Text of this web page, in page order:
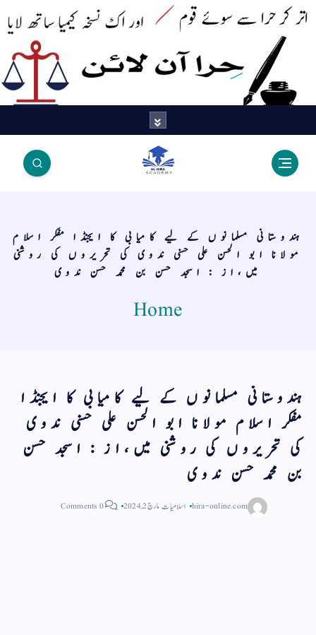
اک نسخہ کیمیا ساتھ لایا
ہندوستانی مسلمانوں کے لیے کامیابی کا ایجنڈا مفکر اسلام
مولانا ابو الحسن علی حسنی ندوی کی تحریروں کی روشنی
میں،از : اسجد حسن بن محمد حسن ندوی
Home
ہندوستانی مسلمانوں کے لیے کامیابی کا ایجنڈا
مفکر اسلام مولانا ابو الحسن علی حسنی ندوی
کی تحریروں کی روشنی میں،از : اسجد حسن
بن محمد حسن ندوی
hira-online.com اسلامیاتمارچ 2, 2024 0 Comments